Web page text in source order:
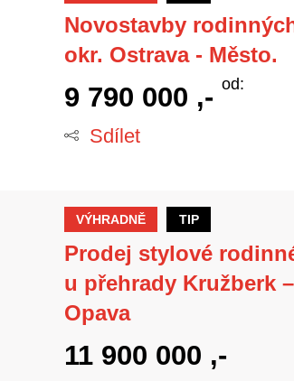
Novostavby
okr. Ostrava - Město.
od:
9 790 000 ,-
Sdílet
VÝHRADNĚ TIP
Prodej stylové
u přehrady Kružberk
Opava
11 900 000 ,-